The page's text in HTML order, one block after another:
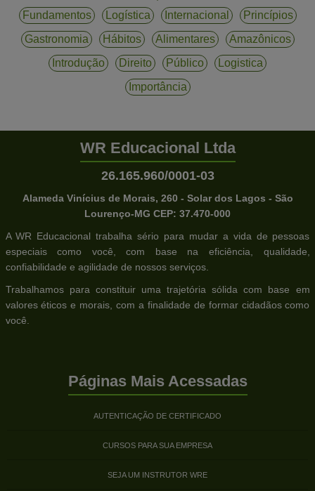
Fundamentos Logística Internacional
Princípios
Gastronomia
Hábitos Alimentares
Amazônicos
Introdução
Direito Público
Logistica
Importância
WR Educacional Ltda
26.165.960/0001-03
Alameda Vinícius de Morais, 260 - Solar dos Lagos - São
Lourenço-MG CEP: 37.470-000
A WR Educacional trabalha sério para mudar a vida de pessoas
especiais como você, com base na eficiência, qualidade,
confiabilidade e agilidade de nossos serviços.
Trabalhamos para constituir uma trajetória sólida com base em
valores éticos e morais, com a finalidade de formar cidadãos como
você.
Páginas Mais Acessadas
AUTENTICAÇÃO DE CERTIFICADO
CURSOS PARA SUA EMPRESA
SEJA UM INSTRUTOR WRE